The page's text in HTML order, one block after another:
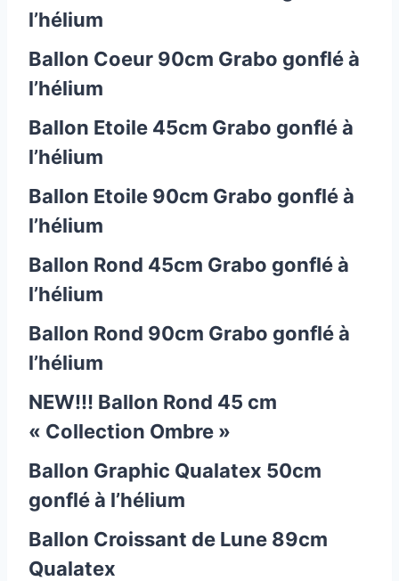
l’hélium
Ballon Coeur 90cm Grabo gonflé à
l’hélium
Ballon Etoile 45cm Grabo gonflé à
l’hélium
Ballon Etoile 90cm Grabo gonflé à
l’hélium
Ballon Rond 45cm Grabo gonflé à
l’hélium
Ballon Rond 90cm Grabo gonflé à
l’hélium
NEW!!! Ballon Rond 45 cm
« Collection Ombre »
Ballon Graphic Qualatex 50cm
gonflé à l’hélium
Ballon Croissant de Lune 89cm
Qualatex